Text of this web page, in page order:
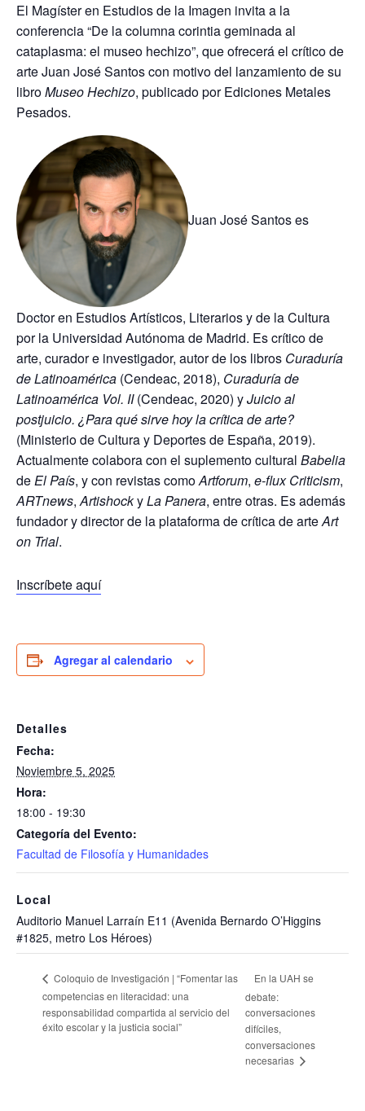
El Magíster en Estudios de la Imagen invita a la
conferencia “De la columna corintia geminada al
cataplasma: el museo hechizo”, que ofrecerá el crítico de
arte Juan José Santos con motivo del lanzamiento de su
libroMuseo Hechizo, publicado por Ediciones Metales
Pesados.
Juan José Santoses
Doctor en Estudios Artísticos, Literarios y de la Cultura
por la Universidad Autónoma de Madrid. Es crítico de
arte, curador e investigador, autor de los libros Curaduría
de Latinoamérica (Cendeac, 2018), Curaduría de
Latinoamérica Vol. II(Cendeac, 2020) yJuicio al
postjuicio. ¿Para qué sirve hoy la crítica de arte?
(Ministerio de Cultura y Deportes de España, 2019).
Actualmente colabora con el suplemento cultural Babelia
deEl País, y con revistas comoArtforum, e-flux Criticism,
ARTnews,ArtishockyLa Panera, entre otras. Es además
fundador y director de la plataforma de crítica de arteArt
on Trial.
Inscríbete aquí
Agregar al calendario
Detalles
Fecha:
Noviembre 5, 2025
Hora:
18:00 - 19:30
Categoría del Evento:
Facultad de Filosofía y Humanidades
Local
Auditorio Manuel Larraín E11 (Avenida Bernardo O’Higgins
#1825, metro Los Héroes)
Coloquio de Investigación | “Fomentar las
competencias en literacidad: una
responsabilidad compartida al servicio del
éxito escolar y la justicia social”
En la UAH se
debate:
conversaciones
difíciles,
conversaciones
necesarias